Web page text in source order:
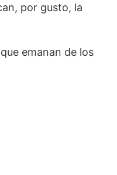
por gusto, la
emanan de los